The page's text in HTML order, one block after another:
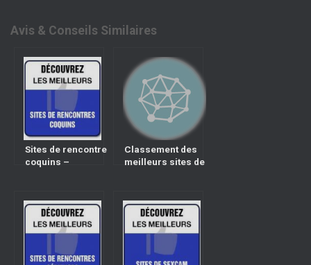
Avis & Conseils Similaires
Sites de rencontre
coquins –
Classement des
meilleurs sites de